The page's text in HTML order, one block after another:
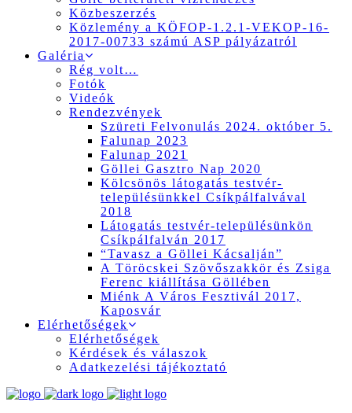
Közbeszerzés
Közlemény a KÖFOP-1.2.1-VEKOP-16-
2017-00733 számú ASP pályázatról
Galéria
Rég volt…
Fotók
Videók
Rendezvények
Szüreti Felvonulás 2024. október 5.
Falunap 2023
Falunap 2021
Göllei Gasztro Nap 2020
Kölcsönös látogatás testvér-
településünkkel Csíkpálfalvával
2018
Látogatás testvér-településünkön
Csíkpálfalván 2017
“Tavasz a Göllei Kácsalján”
A Töröcskei Szövőszakkör és Zsiga
Ferenc kiállítása Göllében
Miénk A Város Fesztivál 2017,
Kaposvár
Elérhetőségek
Elérhetőségek
Kérdések és válaszok
Adatkezelési tájékoztató